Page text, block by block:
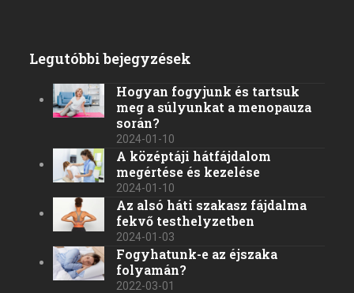
Legutóbbi bejegyzések
Hogyan fogyjunk és tartsuk
meg a súlyunkat a menopauza
során?
2024-01-10
A középtáji hátfájdalom
megértése és kezelése
2024-01-10
Az alsó háti szakasz fájdalma
fekvő testhelyzetben
2024-01-03
Fogyhatunk-e az éjszaka
folyamán?
2022-03-01